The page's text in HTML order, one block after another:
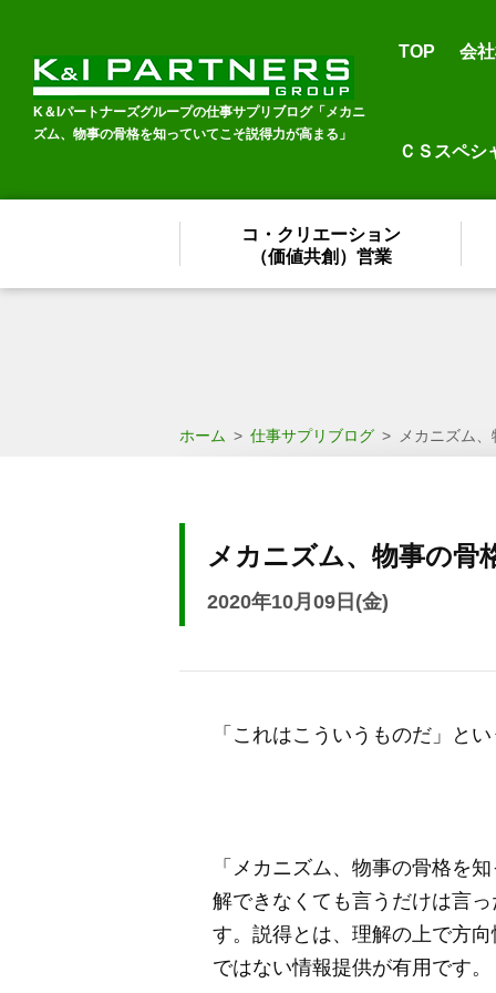
K＆Iパートナーズグループの仕事サプリブログ「メカニ
ズム、物事の骨格を知っていてこそ説得力が高まる」
TOP 会
ＣＳスペシ
コ・クリエーション
（価値共創）営業
ホーム > 仕事サプリブログ > メカニズム
メカニズム、物事の骨
2020年10月09日(金)
「これはこういうものだ」と
「メカニズム、物事の骨格を
解できなくても言うだけは言
す。説得とは、理解の上で方
ではない情報提供が有用です。